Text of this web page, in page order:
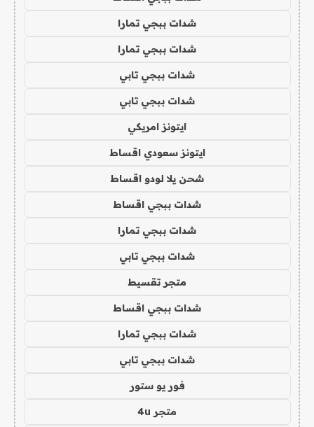
شدات ببجي تمارا
شدات ببجي تمارا
شدات ببجي تابي
شدات ببجي تابي
ايتونز امريكي
ايتونز سعودي اقساط
شحن يلا لودو اقساط
شدات ببجي اقساط
شدات ببجي تمارا
شدات ببجي تابي
متجر تقسيط
شدات ببجي اقساط
شدات ببجي تمارا
شدات ببجي تابي
فور يو ستور
متجر 4u